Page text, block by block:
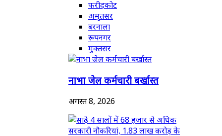
फरीदकोट
अमृतसर
बरनाला
रूपनगर
मुक्तसर
नाभा जेल कर्मचारी बर्खास्त
अगस्त 8, 2026